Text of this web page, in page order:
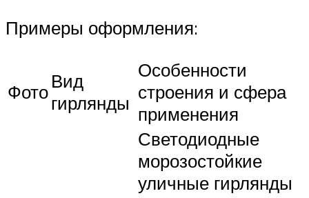
Примеры оформления:
ФотоВид
гирлянды
Особенности
строения и сфера
применения
Светодиодные
морозостойкие
уличные гирлянды